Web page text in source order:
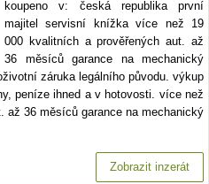
koupeno v: česká republika první
majitel servisní knížka více než 19
000 kvalitních a prověřených aut. až
36 měsíců garance na mechanický
záruka legálního původu. výkup
peníze ihned a v hotovosti. více než
až 36 měsíců garance na mechanický
Zobrazit inzerát